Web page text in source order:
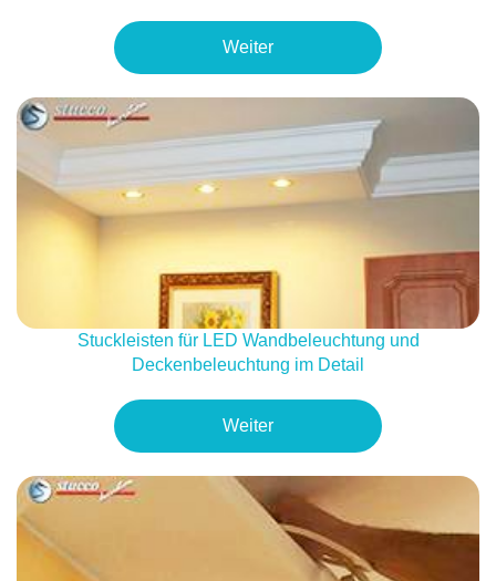
Weiter
Stuckleisten für LED Wandbeleuchtung und
Deckenbeleuchtung im Detail
Weiter